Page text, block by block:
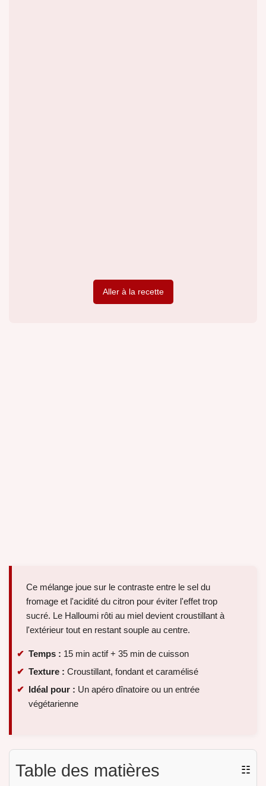
Aller à la recette
Ce mélange joue sur le contraste entre le sel du
fromage et l'acidité du citron pour éviter l'effet trop
sucré. Le Halloumi rôti au miel devient croustillant à
l'extérieur tout en restant souple au centre.
Temps : 15 min actif + 35 min de cuisson
Texture : Croustillant, fondant et caramélisé
Idéal pour : Un apéro dînatoire ou un entrée
végétarienne
Table des matières ☷